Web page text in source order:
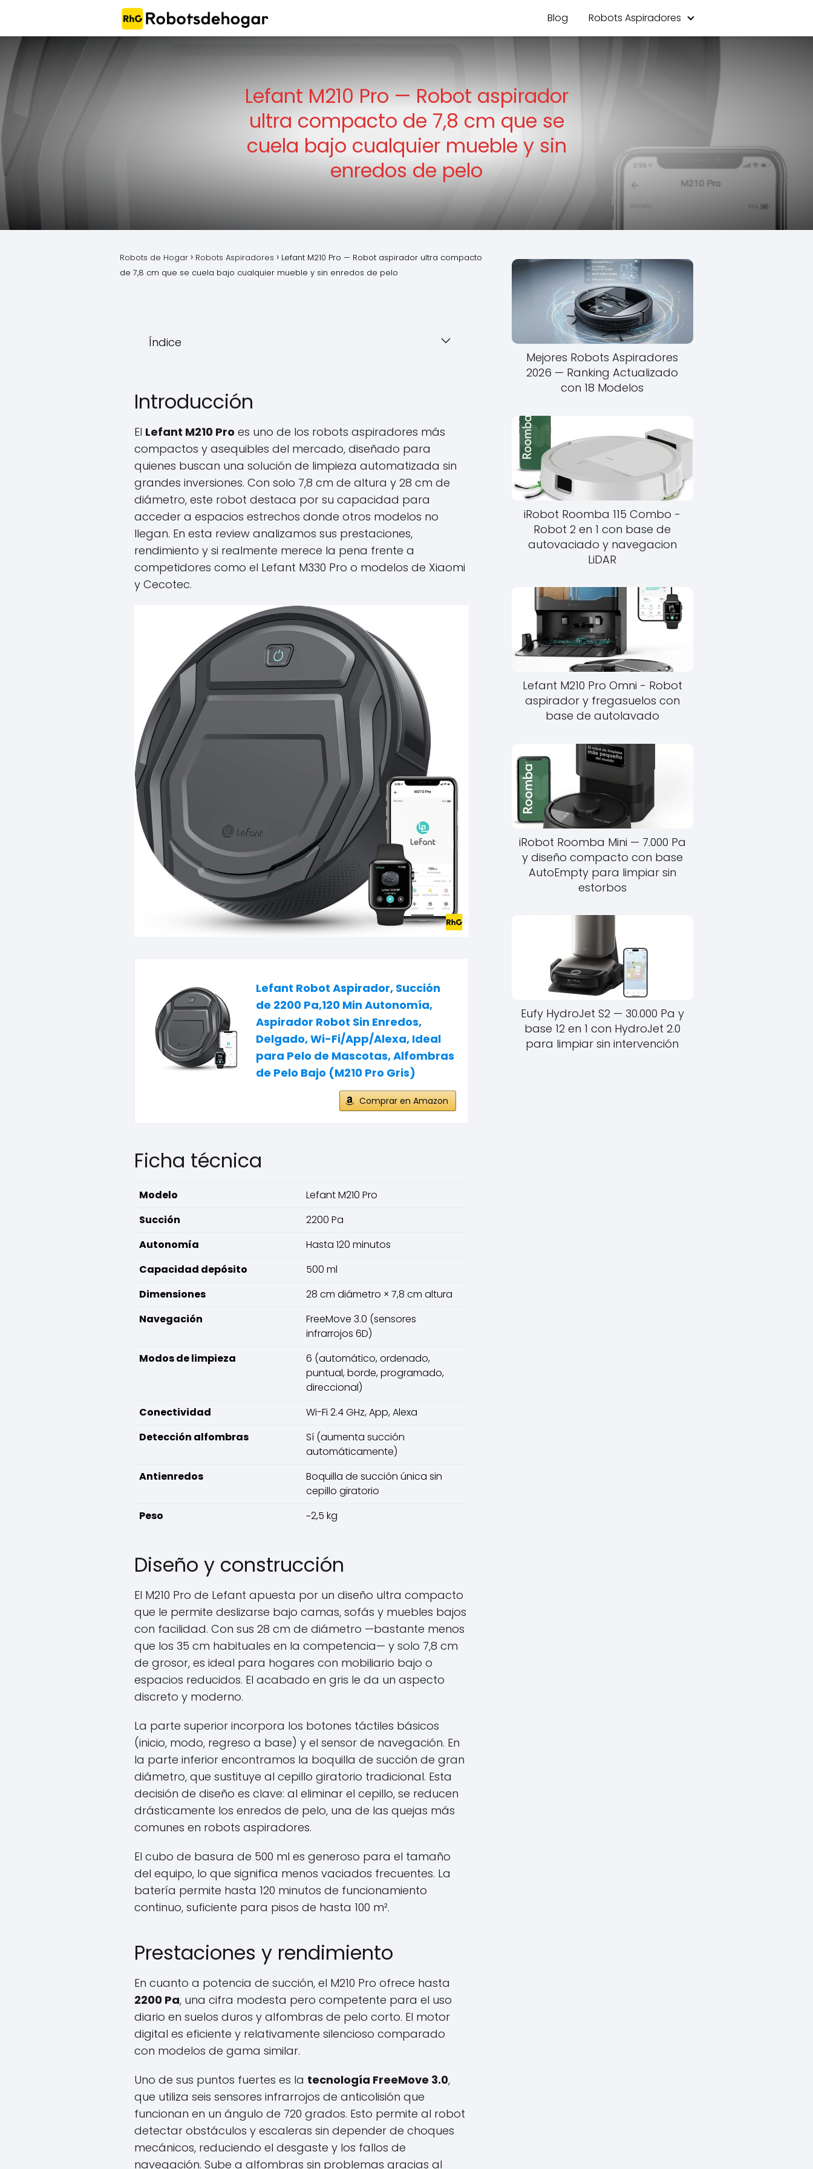
Blog Robots Aspiradores
Lefant M210 Pro — Robot aspirador
ultra compacto de 7,8 cm que se
cuela bajo cualquier mueble y sin
enredos de pelo
Robots de Hogar Robots Aspiradores
Lefant M210 Pro — Robot aspirador ultra compacto
de 7,8 cm que se cuela bajo cualquier mueble y sin enredos de pelo
Índice
Introducción
El Lefant M210 Pro es uno de los robots aspiradores más
compactos y asequibles del mercado, diseñado para
quienes buscan una solución de limpieza automatizada sin
grandes inversiones. Con solo 7,8 cm de altura y 28 cm de
diámetro, este robot destaca por su capacidad para
acceder a espacios estrechos donde otros modelos no
llegan. En esta review analizamos sus prestaciones,
rendimiento y si realmente merece la pena frente a
competidores como el Lefant M330 Pro o modelos de Xiaomi
y Cecotec.
Lefant Robot Aspirador, Succión
de 2200 Pa,120 Min Autonomía,
Aspirador Robot Sin Enredos,
Delgado, Wi-Fi/App/Alexa, Ideal
para Pelo de Mascotas, Alfombras
de Pelo Bajo (M210 Pro Gris)
Comprar en Amazon
Ficha técnica
Modelo
Lefant M210 Pro
Succión
2200 Pa
Autonomía
Hasta 120 minutos
Capacidad depósito
500 ml
Dimensiones
28 cm diámetro × 7,8 cm altura
Navegación
FreeMove 3.0 (sensores
infrarrojos 6D)
Modos de limpieza
6 (automático, ordenado,
puntual, borde, programado,
direccional)
Conectividad
Wi-Fi 2.4 GHz, App, Alexa
Detección alfombras
Sí (aumenta succión
automáticamente)
Antienredos
Boquilla de succión única sin
cepillo giratorio
Peso
~2,5 kg
Diseño y construcción
El M210 Pro de Lefant apuesta por un diseño ultra compacto
que le permite deslizarse bajo camas, sofás y muebles bajos
con facilidad. Con sus 28 cm de diámetro —bastante menos
que los 35 cm habituales en la competencia— y solo 7,8 cm
de grosor, es ideal para hogares con mobiliario bajo o
espacios reducidos. El acabado en gris le da un aspecto
discreto y moderno.
La parte superior incorpora los botones táctiles básicos
(inicio, modo, regreso a base) y el sensor de navegación. En
la parte inferior encontramos la boquilla de succión de gran
diámetro, que sustituye al cepillo giratorio tradicional. Esta
decisión de diseño es clave: al eliminar el cepillo, se reducen
drásticamente los enredos de pelo, una de las quejas más
comunes en robots aspiradores.
El cubo de basura de 500 ml es generoso para el tamaño
del equipo, lo que significa menos vaciados frecuentes. La
batería permite hasta 120 minutos de funcionamiento
continuo, suficiente para pisos de hasta 100 m².
Prestaciones y rendimiento
En cuanto a potencia de succión, el M210 Pro ofrece hasta
2200 Pa, una cifra modesta pero competente para el uso
diario en suelos duros y alfombras de pelo corto. El motor
digital es eficiente y relativamente silencioso comparado
con modelos de gama similar.
Uno de sus puntos fuertes es la tecnología FreeMove 3.0,
que utiliza seis sensores infrarrojos de anticolisión que
funcionan en un ángulo de 720 grados. Esto permite al robot
detectar obstáculos y escaleras sin depender de choques
mecánicos, reduciendo el desgaste y los fallos de
navegación. Sube a alfombras sin problemas gracias al
Mejores Robots Aspiradores
2026 — Ranking Actualizado
con 18 Modelos
iRobot Roomba 115 Combo -
Robot 2 en 1 con base de
autovaciado y navegacion
LiDAR
Lefant M210 Pro Omni - Robot
aspirador y fregasuelos con
base de autolavado
iRobot Roomba Mini — 7.000 Pa
y diseño compacto con base
AutoEmpty para limpiar sin
estorbos
Eufy HydroJet S2 — 30.000 Pa y
base 12 en 1 con HydroJet 2.0
para limpiar sin intervención